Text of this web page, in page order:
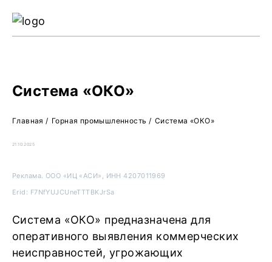
Система «ОКО»
Главная / Горная промышленность / Система «ОКО»
21.10.2025
Реклама. ООО «ИЦ «АСИ», ИНН 4207011969
Erid: F7NfYUJCUneTTTBKJrSa
Система «ОКО» предназначена для
оперативного выявления коммерческих
неисправностей, угрожающих